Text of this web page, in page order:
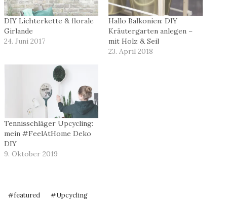
DIY Lichterkette & florale
Girlande
24. Juni 2017
Hallo Balkonien: DIY
Kräutergarten anlegen –
mit Holz & Seil
23. April 2018
Tennisschläger Upcycling:
mein #FeelAtHome Deko
DIY
9. Oktober 2019
Schlagworte:
#featured #Upcycling